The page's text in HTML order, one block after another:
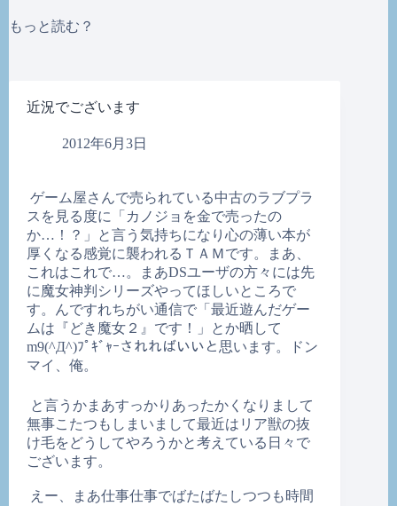
近況でございます
2012年6月3日
ゲーム屋さんで売られている中古のラブプラ
スを見る度に「カノジョを金で売ったの
か…！？」と言う気持ちになり心の薄い本が
厚くなる感覚に襲われるＴＡＭです。まあ、
これはこれで…。まあDSユーザの方々には先
に魔女神判シリーズやってほしいところで
す。んですれちがい通信で「最近遊んだゲー
ムは『どき魔女２』です！」とか晒して
m9(^Д^)ﾌﾟｷﾞｬｰされればいいと思います。ドン
マイ、俺。
と言うかまあすっかりあったかくなりまして
無事こたつもしまいまして最近はリア獣の抜
け毛をどうしてやろうかと考えている日々で
ございます。
えー、まあ仕事仕事でばたばたしつつも時間
もっと読む？